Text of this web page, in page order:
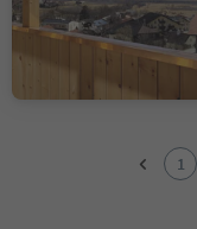
1